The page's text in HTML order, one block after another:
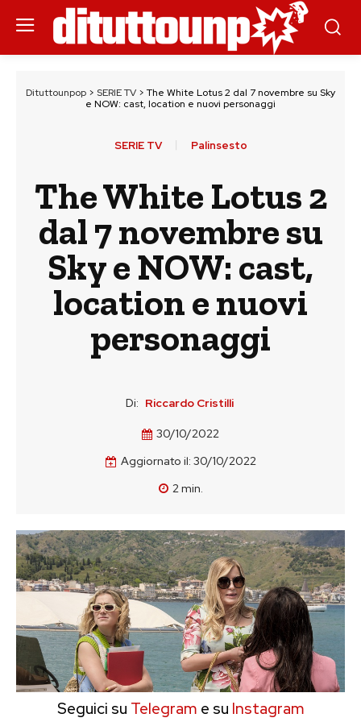
Dituttounpop > SERIE TV > The White Lotus 2 dal 7 novembre su Sky
e NOW: cast, location e nuovi personaggi
SERIE TV Palinsesto
The White Lotus 2
dal 7 novembre su
Sky e NOW: cast,
location e nuovi
personaggi
Di: Riccardo Cristilli
30/10/2022
Aggiornato il: 30/10/2022
2min.
Seguici su Telegram e su Instagram